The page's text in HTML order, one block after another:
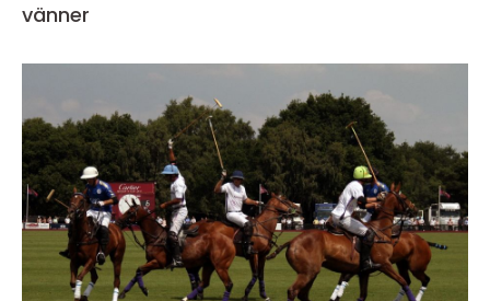
vänner